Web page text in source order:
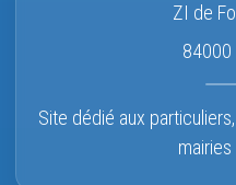
ZI de
84000
Site dédié aux